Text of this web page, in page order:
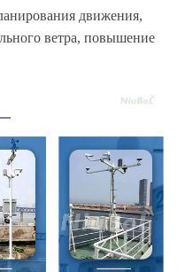
движения,
ветра, повышение